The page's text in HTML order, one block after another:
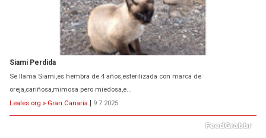
ADOPCIÓN URGENTE GATA TEROR GRAN CANARIA
El ayuntamiento se va a llevar a Los Gatos callejeros de la zona los próximos
días, ella incluida...
Leales.org » Gran Canaria | 9.7.2025